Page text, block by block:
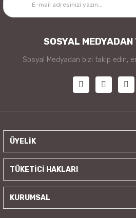
SOSYAL
Sosyal Medyadan bizi takip edin,
ÜYELİK
TÜKETİCİ HAKLARI
KURUMSAL